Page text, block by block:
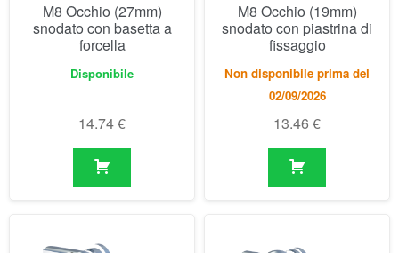
M8 Occhio (27mm)
snodato con basetta a
forcella
Disponibile
14.74€
M8 Occhio (19mm)
snodato con piastrina di
fissaggio
Non disponibile prima del
02/09/2026
13.46 €